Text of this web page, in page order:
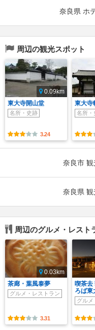
奈良県 ホ
周辺の観光スポット
0.09km
東大寺開山堂
名所・史跡
3.24
東大寺
名所・
奈良市 観
奈良県 観
周辺のグルメ・レスト
0.03km
茶廊・葉風泰夢
グルメ・レストラン
3.31
喫茶去
ろば東
グルメ